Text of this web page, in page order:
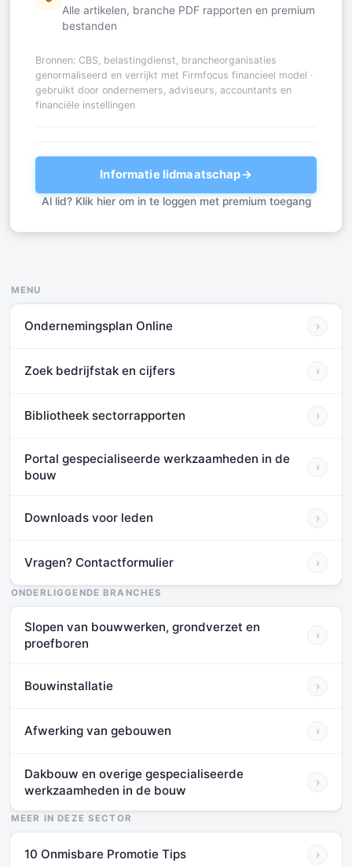
Alle artikelen, branche PDF rapporten en premium
bestanden
Bronnen: CBS, belastingdienst, brancheorganisaties
genormaliseerd en verrijkt met Firmfocus financieel model ·
gebruikt door ondernemers, adviseurs, accountants en
financiële instellingen
Informatie lidmaatschap→
Al lid? Klik hier om in te loggen met premium toegang
MENU
Ondernemingsplan Online ›
Zoek bedrijfstak en cijfers ›
Bibliotheek sectorrapporten ›
Portal gespecialiseerde werkzaamheden in de
bouw
›
Downloads voor leden ›
Vragen? Contactformulier ›
ONDERLIGGENDE BRANCHES
Slopen van bouwwerken, grondverzet en
proefboren
›
Bouwinstallatie ›
Afwerking van gebouwen ›
Dakbouw en overige gespecialiseerde
werkzaamheden in de bouw
›
MEER IN DEZE SECTOR
10 Onmisbare Promotie Tips ›